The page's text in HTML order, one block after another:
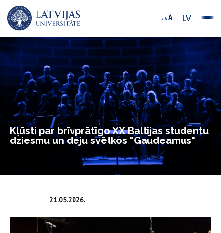
LV
Kļūsti par brīvprātīgo XX Baltijas studentu
dziesmu un deju svētkos "Gaudeamus"
21.05.2026.